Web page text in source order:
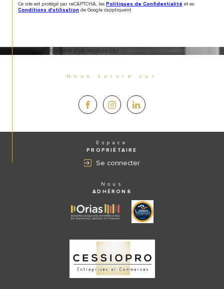
Ce site est protégé par reCAPTCHA, les Politiques de Confidentialité et es
Conditions d'utilisation de Google s'appliquent.
2 -> Erreur de chargement d'un module /.tpl
Nous suivre sur
Espace
PROPRIÉTAIRE
Se connecter
Nous
ADHÉRONS